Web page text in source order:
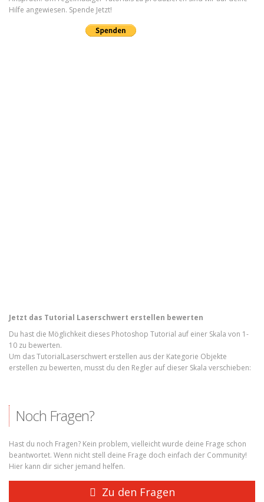
Hilfe angewiesen. Spende Jetzt!
Jetzt das Tutorial Laserschwert erstellen bewerten
Du hast die Möglichkeit dieses Photoshop Tutorial auf einer Skala von 1-
10 zu bewerten.
Um das TutorialLaserschwert erstellen aus der Kategorie Objekte
erstellen zu bewerten, musst du den Regler auf dieser Skala verschieben:
Noch Fragen?
Hast du noch Fragen? Kein problem, vielleicht wurde deine Frage schon
beantwortet. Wenn nicht stell deine Frage doch einfach der Community!
Hier kann dir sicher jemand helfen.
Zu den Fragen